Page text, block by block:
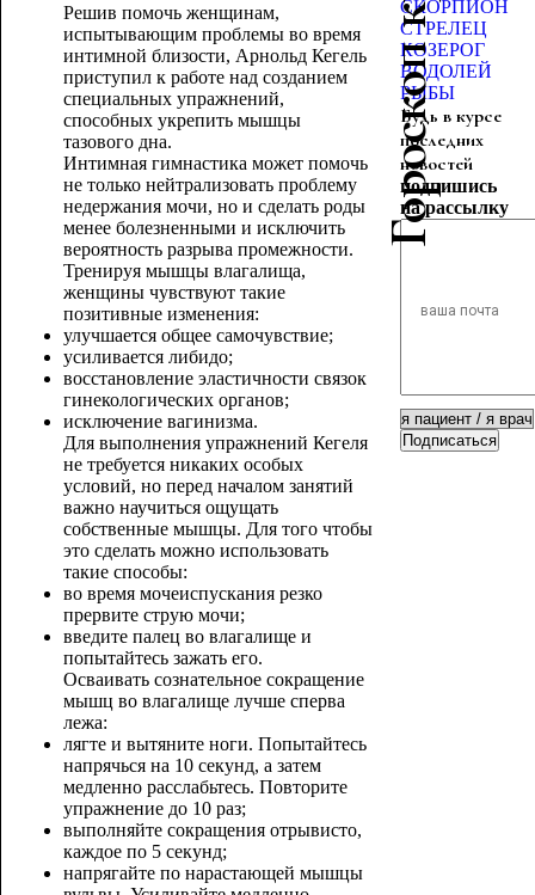
Решив помочь женщинам,
испытывающим проблемы во время
интимной близости, Арнольд Кегель
приступил к работе над созданием
специальных упражнений,
способных укрепить мышцы
тазового дна.
Интимная гимнастика может помочь
не только нейтрализовать проблему
недержания мочи, но и сделать роды
менее болезненными и исключить
вероятность разрыва промежности.
Тренируя мышцы влагалища,
женщины чувствуют такие
позитивные изменения:
улучшается общее самочувствие;
усиливается либидо;
восстановление эластичности связок
гинекологических органов;
исключение вагинизма.
Для выполнения упражнений Кегеля
не требуется никаких особых
условий, но перед началом занятий
важно научиться ощущать
собственные мышцы. Для того чтобы
это сделать можно использовать
такие способы:
во время мочеиспускания резко
прервите струю мочи;
введите палец во влагалище и
попытайтесь зажать его.
Осваивать сознательное сокращение
мышц во влагалище лучше сперва
лежа:
лягте и вытяните ноги. Попытайтесь
напрячься на 10 секунд, а затем
медленно расслабьтесь. Повторите
упражнение до 10 раз;
выполняйте сокращения отрывисто,
каждое по 5 секунд;
напрягайте по нарастающей мышцы
СКОРПИОН
СТРЕЛЕЦ
КОЗЕРОГ
ВОДОЛЕЙ
РЫБЫ
Будь в курсе
последних
новостей
подпишись
на рассылку
Подписаться